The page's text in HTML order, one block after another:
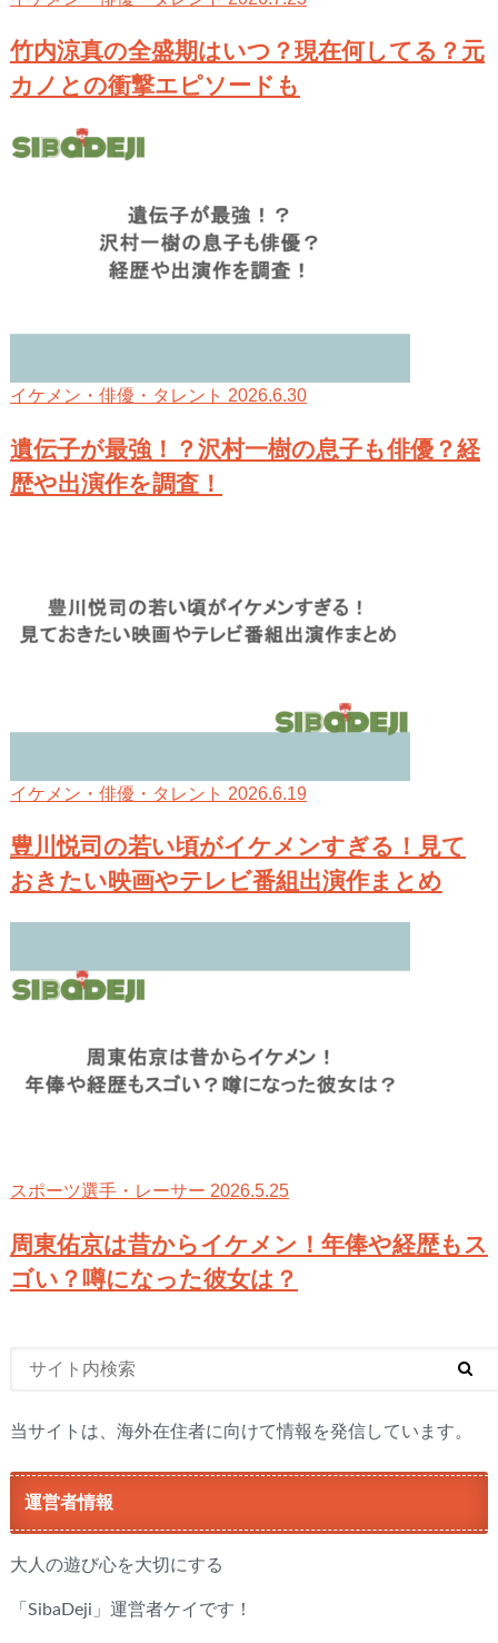
竹内涼真の全盛期はいつ？現在何してる？元
カノとの衝撃エピソードも
イケメン・俳優・タレント 2026.6.30
遺伝子が最強！？沢村一樹の息子も俳優？経
歴や出演作を調査！
イケメン・俳優・タレント 2026.6.19
豊川悦司の若い頃がイケメンすぎる！見て
おきたい映画やテレビ番組出演作まとめ
スポーツ選手・レーサー 2026.5.25
周東佑京は昔からイケメン！年俸や経歴もス
ゴい？噂になった彼女は？
当サイトは、海外在住者に向けて情報を発信しています。
運営者情報
大人の遊び心を大切にする
「SibaDeji」運営者ケイです！